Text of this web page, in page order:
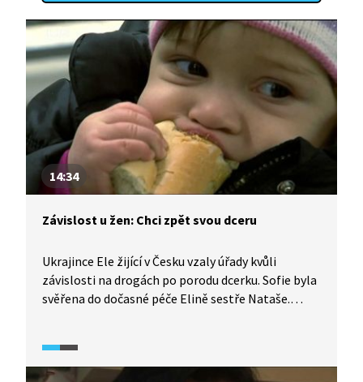
14:34
Závislost u žen: Chci zpět svou dceru
Ukrajince Ele žijící v Česku vzaly úřady kvůli
závislosti na drogách po porodu dcerku. Sofie byla
svěřena do dočasné péče Elině sestře Nataše.
s Elou, nesouhlasí. Ela, která svou sestru celé
dětství vnímala jako svůj vzor, se pokouší udělat